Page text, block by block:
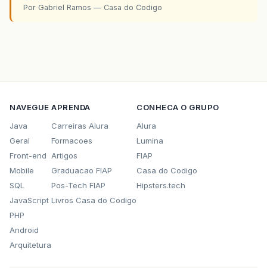
Por Gabriel Ramos — Casa do Codigo
NAVEGUE
Java
Geral
Front-end
Mobile
SQL
JavaScript
PHP
Android
Arquitetura
APRENDA
Carreiras Alura
Formacoes
Artigos
Graduacao FIAP
Pos-Tech FIAP
Livros Casa do Codigo
CONHECA O GRUPO
Alura
Lumina
FIAP
Casa do Codigo
Hipsters.tech